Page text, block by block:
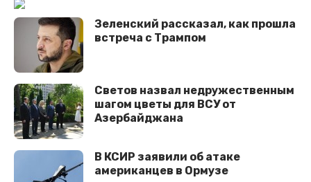
Зеленский рассказал, как прошла
встреча с Трампом
Светов назвал недружественным
шагом цветы для ВСУ от
Азербайджана
В КСИР заявили об атаке
американцев в Ормузе